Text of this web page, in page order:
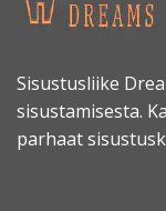
Sisustusliike
sisustamisesta.
parhaat